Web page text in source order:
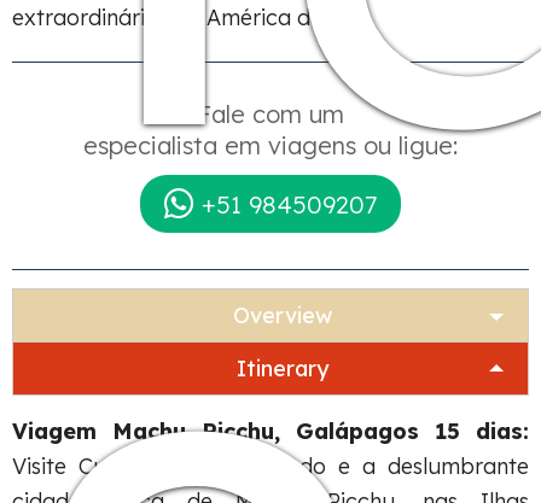
extraordinários da América do Sul.
Fale com um
especialista em viagens ou ligue:
+51 984509207
Overview
Itinerary
Viagem Machu Picchu, Galápagos 15 dias:
Visite Cusco, o Vale Sagrado e a deslumbrante